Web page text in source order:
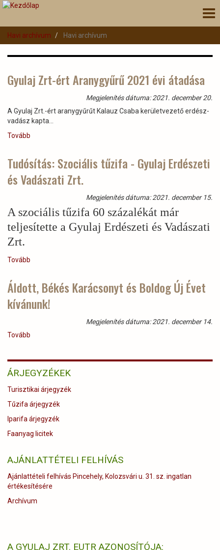
Ugrás
Havi archívum
Havi archívum
Gyulaj Zrt-ért Aranygyűrű 2021 évi átadása
Megjelenítés dátuma: 2021. december 20.
A Gyulaj Zrt.-ért aranygyűrűt Kalauz Csaba kerületvezető erdész-
vadász kapta...
Tovább
Aranygyűrű
2021
évi
Tudósítás: Szociális tűzifa - Gyulaj Erdészeti
és Vadászati Zrt.
Megjelenítés dátuma: 2021. december 15.
A szociális tűzifa 60 százalékát már
teljesítette a Gyulaj Erdészeti és Vadászati
Zrt.
Tovább
-
Gyulaj
Erdészeti
Áldott, Békés Karácsonyt és Boldog Új Évet
kívánunk!
Megjelenítés dátuma: 2021. december 14.
Tovább
Boldog
Évet
kívánunk!)
ÁRJEGYZÉKEK
Turisztikai árjegyzék
Tűzifa árjegyzék
Iparifa árjegyzék
Faanyag licitek
AJÁNLATTÉTELI FELHÍVÁS
Ajánlattételi felhívás Pincehely, Kolozsvári u. 31. sz. ingatlan
értékesítésére
Archívum
A GYULAJ ZRT. EUTR AZONOSÍTÓJA: